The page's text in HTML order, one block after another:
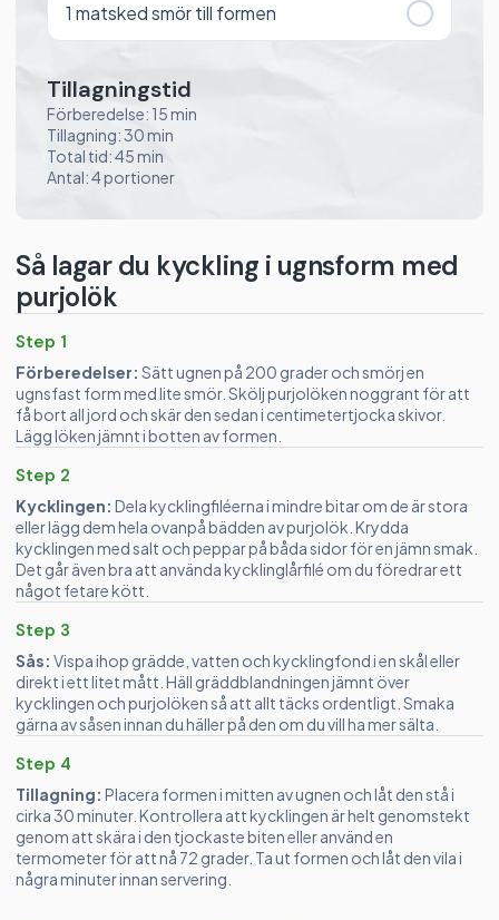
Så lagar du kyckling i ugnsform med
purjolök
Step 1
Förberedelser: Sätt ugnen på 200 grader och smörj en
ugnsfast form med lite smör. Skölj purjolöken noggrant för att
få bort all jord och skär den sedan i centimetertjocka skivor.
Lägg löken jämnt i botten av formen.
Step 2
Kycklingen: Dela kycklingfiléerna i mindre bitar om de är stora
eller lägg dem hela ovanpå bädden av purjolök. Krydda
kycklingen med salt och peppar på båda sidor för en jämn smak.
Det går även bra att använda kycklinglårfilé om du föredrar ett
något fetare kött.
Step 3
Sås: Vispa ihop grädde, vatten och kycklingfond i en skål eller
direkt i ett litet mått. Häll gräddblandningen jämnt över
kycklingen och purjolöken så att allt täcks ordentligt. Smaka
gärna av såsen innan du häller på den om du vill ha mer sälta.
Step 4
Tillagning: Placera formen i mitten av ugnen och låt den stå i
cirka 30 minuter. Kontrollera att kycklingen är helt genomstekt
genom att skära i den tjockaste biten eller använd en
termometer för att nå 72 grader. Ta ut formen och låt den vila i
några minuter innan servering.
1 matsked smör till formen
Tillagningstid
Förberedelse: 15 min
Tillagning: 30 min
Total tid: 45 min
Antal: 4 portioner